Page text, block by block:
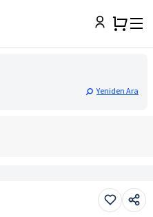
Yeniden Ara